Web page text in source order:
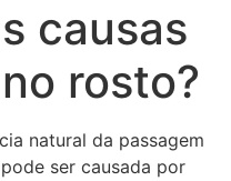
causas
rosto?
natural da passagem
ser causada por